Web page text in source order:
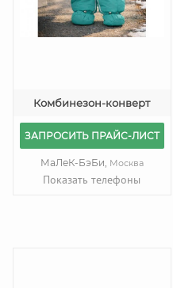
Комбинезон-конверт
ЗАПРОСИТЬ ПРАЙС-ЛИСТ
МаЛеК-БэБи, Москва
Показать телефоны